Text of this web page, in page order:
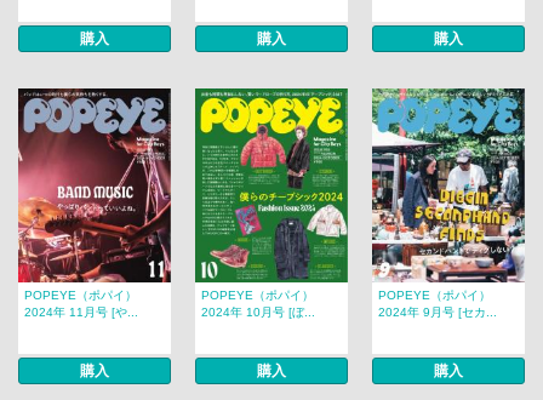
購入 購入 購入
POPEYE（ポパイ）
2024年 11月号 [や...
購入
POPEYE（ポパイ）
2024年 10月号 [ぼ...
購入
POPEYE（ポパイ）
2024年 9月号 [セカ...
購入